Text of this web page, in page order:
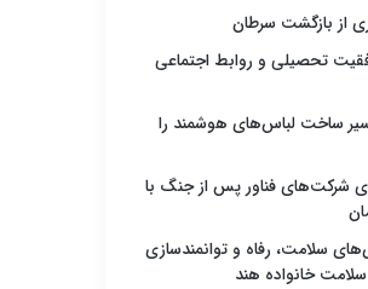
از بازگشت سرطان
تحصیلی و روابط اجتماعی
ساخت لباس‌های هوشمند را
شرکت‌های فناور پس از جنگ با
سلامت، رفاه و توانمندسازی
خانواده هند